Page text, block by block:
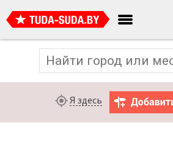
Я здесь